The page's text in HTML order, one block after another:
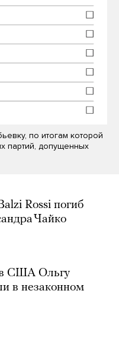
по итогам которой
партий, допущенных
Rossi погиб
Чайко
США Ольгу
в незаконном